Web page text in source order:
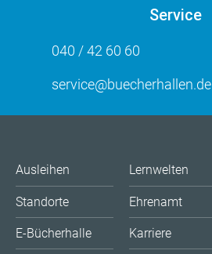
Service
040 / 42 60 60
service@buecherhallen.de
Ausleihen
Standorte
E-Bücherhalle
Lernwelten
Ehrenamt
Karriere